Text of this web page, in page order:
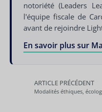
notoriété (Leaders
l'équipe fiscale de
avant de rejoindre
En savoir plus sur
ARTICLE PRÉCÉDENT